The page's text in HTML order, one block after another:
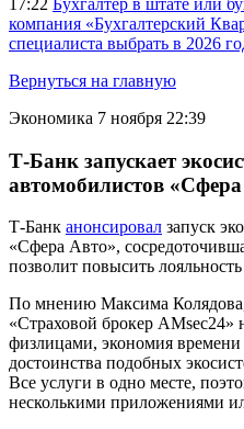
17:22 Бухгалтер в штате или
компания «Бухгалтерский
специалиста выбрать в 2026
Вернуться на главную
Экономика 7 ноября 22:39
Т-Банк запускает
автомобилистов
Т-Банк анонсировал запуск
«Сфера Авто»,
позволит повысить
По мнению Максима
«Страховой брокер AMsec24»
физлицами, экономия времени
достоинства подобных
Все услуги в одно месте,
несколькими приложениями